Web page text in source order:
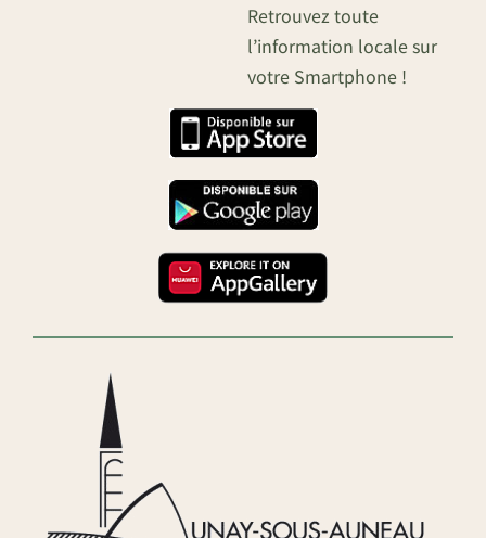
Retrouvez toute
l’information locale sur
votre Smartphone !